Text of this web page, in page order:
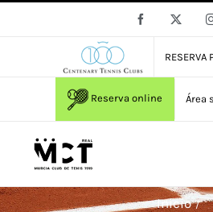
Facebook
RESERVA
Reserva online Área
Inicio